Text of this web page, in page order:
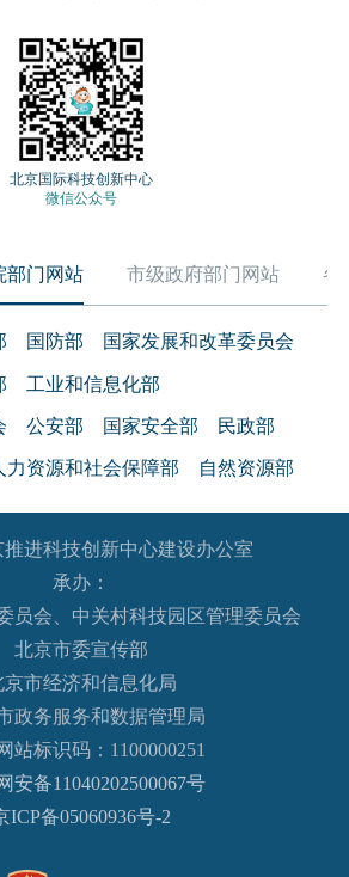
北京国际科技创新中心
微信公众号
部门网站 市级政府部门网站 各
国防部 国家发展和改革委员会
工业和信息化部
公安部 国家安全部 民政部
力资源和社会保障部 自然资源部
城乡建设部 交通运输部 水利部
文化和旅游部
退役军人事务部
国家语言文字工作委员会
家航天局 国家原子能机构
安全局
理委员会
市场监督管理总局
推进科技创新中心建设办公室
承办：
员会、中关村科技园区管理委员会
北京市委宣传部
京市经济和信息化局
政务服务和数据管理局
站标识码：1100000251
安备11040202500067号
ICP备05060936号-2